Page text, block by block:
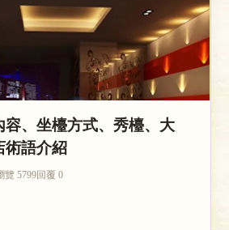
容、坐檯方式、秀檯、大
術語介紹
覽 5799回覆 0